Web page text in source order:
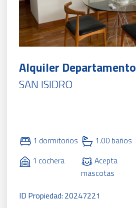
Alquiler Departamento
SAN ISIDRO
1 dormitorios 1.00 baños
1 cochera
Acepta
mascotas
ID Propiedad: 20247221